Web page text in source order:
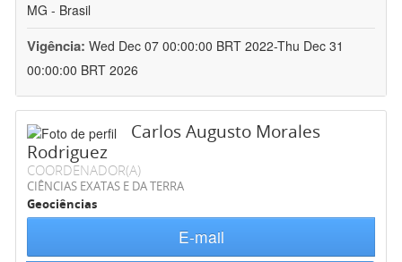
MG - Brasil
Vigência: Wed Dec 07 00:00:00 BRT 2022-Thu Dec 31
00:00:00 BRT 2026
Carlos Augusto Morales
Rodriguez
COORDENADOR(A)
CIÊNCIAS EXATAS E DA TERRA
Geociências
E-mail